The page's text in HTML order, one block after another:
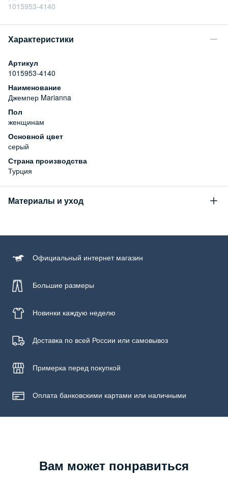
1015953-4140
Характеристики
Артикул
1015953-4140
Наименование
Джемпер Marianna
Пол
женщинам
Основной цвет
серый
Страна производства
Турция
Материалы и уход
64% полиакрил, 16% полиэстер, 8% полиамид, 5% шерсть, 5%
Уход за изделием
запрещена, отбеливание запрещено, машинная сушка
запрещена, гладить при низкой температуре до 110С
Официальный интернет магазин
Большие размеры
Новинки каждую неделю
Доставка по всей России или самовывоз
Примерка перед покупкой
Оплата банковскими картами или наличными
Вам может понравиться